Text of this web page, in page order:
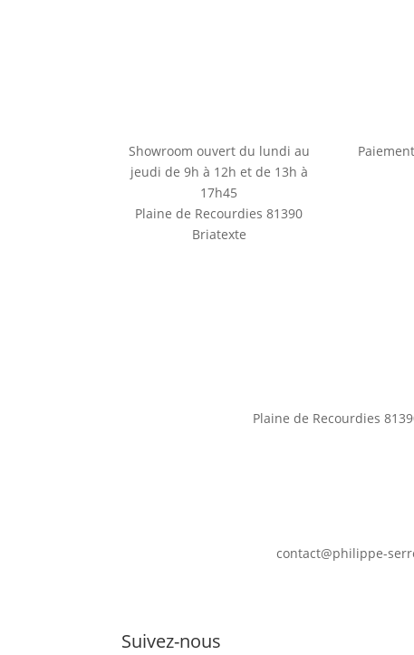
Showroom ouvert du lundi au
jeudi de 9h à 12h et de 13h à
17h45
Plaine de Recourdies81390
Briatexte
Plaine de Recourdies
contact@philippe-
Suivez-nous